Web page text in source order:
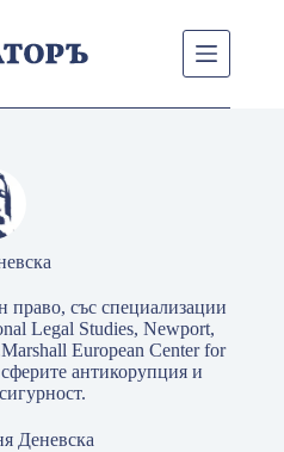
право, със специализации
Legal Studies, Newport,
European Center for
антикорупция и
Деневска